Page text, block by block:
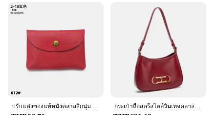
กระเป๋าถือสตรีสไตล์วินเทจคลาสสิกดีไซน์สีล้วนกระเป๋าสะพายไหล่ลำลองเรียบง่ายเข้ากับเสื้อผ้าของผู้หญิง